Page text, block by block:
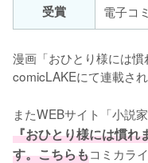
受賞
電子コ
漫画「おひとり様には
comicLAKEにて連載され
またWEBサイト「小説
『おひとり様には慣れ
す。こちらもコミカラ